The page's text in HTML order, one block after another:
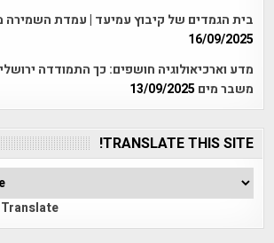
בית הגמדים של קיבוץ עמיעד | עמדת
16/09/2025
מדע וארכיאולוגיה חושפים: כך התמודדה
משבר מים 13/09/2025
TRANSLATE THIS SITE!
Translate